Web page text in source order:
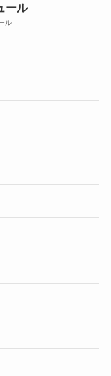
ール
ル